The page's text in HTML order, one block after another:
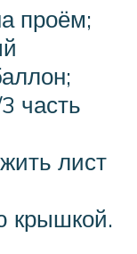
проём;
часть
лист
крышкой.